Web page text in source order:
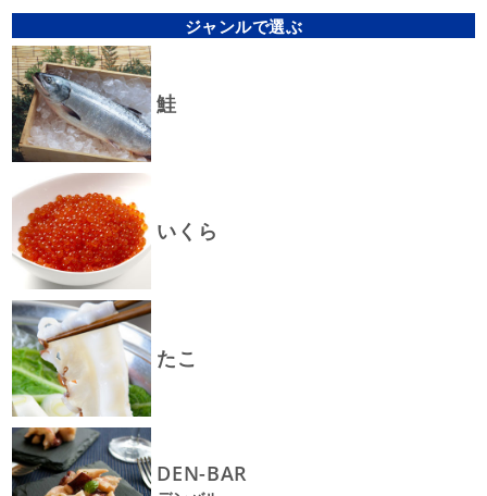
ジャンルで選ぶ
鮭
いくら
たこ
DEN-BAR